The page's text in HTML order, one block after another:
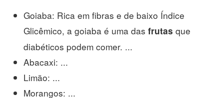
Goiaba: Rica em fibras e de baixo Índice
Glicêmico, a goiaba é uma das frutas que
diabéticos podem comer. ...
Abacaxi: ...
Limão: ...
Morangos: ...